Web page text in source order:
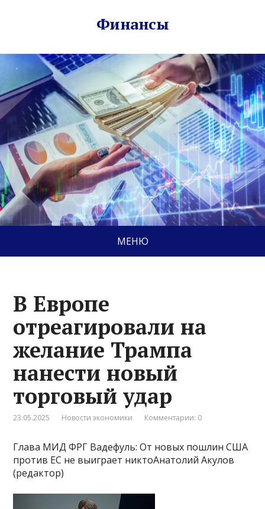
Финансы
МЕНЮ
В Европе
отреагировали на
желание Трампа
нанести новый
торговый удар
23.05.2025 Новости экономики Комментарии: 0
Глава МИД ФРГ Вадефуль: От новых пошлин США
против ЕС не выиграет никтоАнатолий Акулов
(редактор)